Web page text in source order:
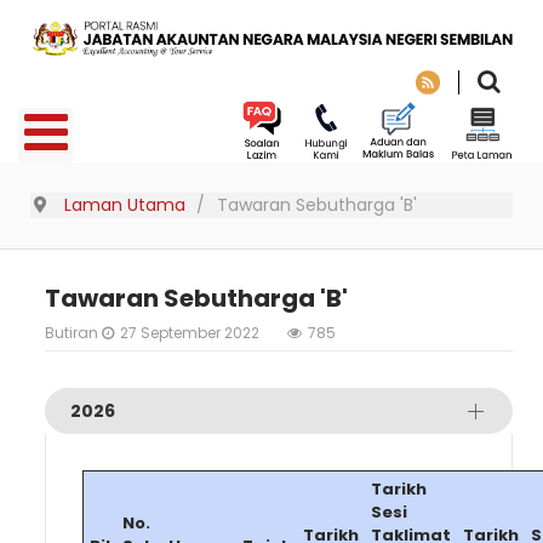
Laman Utama Tawaran Sebutharga 'B'
Tawaran Sebutharga 'B'
Butiran 27 September 2022 785
2026
No.
Tarikh
Tarikh
Sesi
Taklimat
Tarikh